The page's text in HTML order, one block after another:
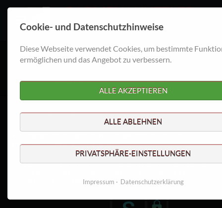
Cookie- und Datenschutzhinweise
Diese Webseite verwendet Cookies, um bestimmte
ermöglichen und das Angebot zu verbessern.
ALLE AKZEPTIEREN
ALLE ABLEHNEN
PRIVATSPHÄRE-EINSTELLUNGEN
Impressum Datenschutzerklärung
Downloads
Carmen Wutzler GRAFIKDESIGN Downloads
Downloads
Download im PDF-Format bereit.
UM DIE KATALOGE IM GROSSFORMAT ANZUSEHEN, KLICKEN SIE BITTE A
OLLBILDMODUS WIEDER BEENDEN. VIEL SPASS BEIM STÖBERN!